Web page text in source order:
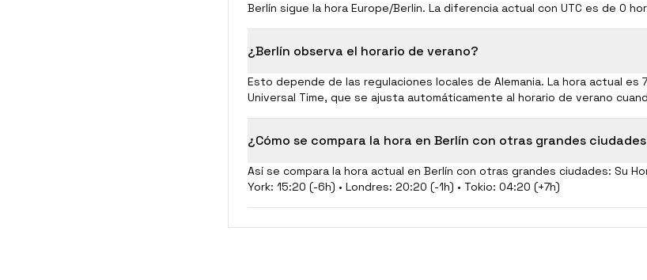
Berlín sigue la hora Europe/Berlin. La diferencia actual con UTC es de 0
¿Berlín observa el horario de verano?
Esto depende de las regulaciones locales de Alemania. La hora actual es
Universal Time, que se ajusta automáticamente al horario de verano
¿Cómo se compara la hora en Berlín con otras grandes
Así se compara la hora actual en Berlín con otras grandes ciudades: Su
York: 15:20 (-6h) • Londres: 20:20 (-1h) • Tokio: 04:20 (+7h)